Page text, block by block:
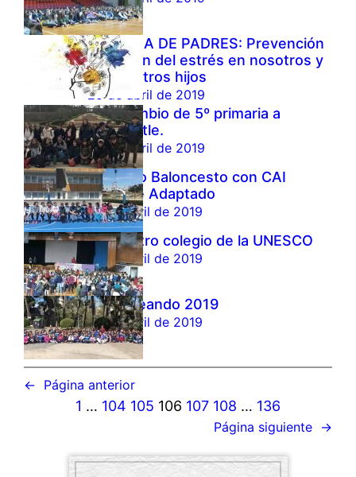
ESCUELA DE PADRES: Prevención
y gestión del estrés en nosotros y
en nuestros hijos
25 de abril de 2019
Intercambio de 5º primaria a
Newcastle.
23 de abril de 2019
Viviendo Baloncesto con CAI
Deporte Adaptado
16 de abril de 2019
Encuentro colegio de la UNESCO
12 de abril de 2019
Musiqueando 2019
12 de abril de 2019
← Página anterior
1 … 104 105 106 107 108 … 136
Página siguiente →